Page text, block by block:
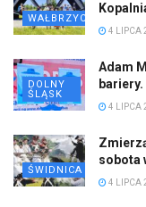
WAŁBRZYCH
4 LIPCA
DOLNY
ŚLĄSK
Adam
4 LIPCA
ŚWIDNICA
sobota
4 LIPCA